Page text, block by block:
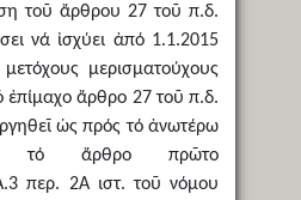
τοῦ ἄρθρου 27 τοῦ π.δ.
νά ἰσχύει ἀπό 1.1.2015
μερισματούχους
ἐπίμαχο ἄρθρο 27 τοῦ π.δ.
ὡς πρός τό ἀνωτέρω
τό ἄρθρο πρῶτο
περ. 2Α ιστ. τοῦ νόμου